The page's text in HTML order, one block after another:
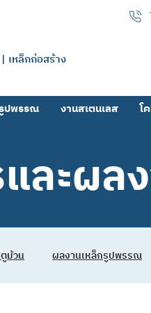
เหล็กก่อสร้าง
ปพรรณ งานสเตนเลส โ
ละผล
ม้วน ผลงานเหล็กรูปพรรณ